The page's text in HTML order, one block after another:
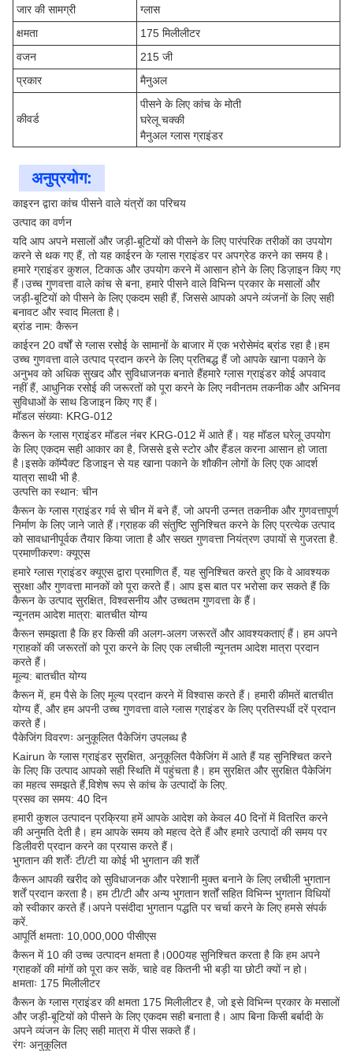
जार की सामग्री
ग्लास
क्षमता
175 मिलीलीटर
वजन
215 जी
प्रकार
मैनुअल
कीवर्ड
पीसने के लिए कांच के मोती
घरेलू चक्की
मैनुअल ग्लास ग्राइंडर
अनुप्रयोग:
काइरन द्वारा कांच पीसने वाले यंत्रों का परिचय
उत्पाद का वर्णन
यदि आप अपने मसालों और जड़ी-बूटियों को पीसने के लिए पारंपरिक तरीकों का उपयोग
करने से थक गए हैं, तो यह काईरन के ग्लास ग्राइंडर पर अपग्रेड करने का समय है।
हमारे ग्राइंडर कुशल, टिकाऊ और उपयोग करने में आसान होने के लिए डिज़ाइन किए गए
हैं।उच्च गुणवत्ता वाले कांच से बना, हमारे पीसने वाले विभिन्न प्रकार के मसालों और
जड़ी-बूटियों को पीसने के लिए एकदम सही हैं, जिससे आपको अपने व्यंजनों के लिए सही
बनावट और स्वाद मिलता है।
ब्रांड नाम: कैरून
काईरन 20 वर्षों से ग्लास रसोई के सामानों के बाजार में एक भरोसेमंद ब्रांड रहा है।हम
उच्च गुणवत्ता वाले उत्पाद प्रदान करने के लिए प्रतिबद्ध हैं जो आपके खाना पकाने के
अनुभव को अधिक सुखद और सुविधाजनक बनाते हैंहमारे ग्लास ग्राइंडर कोई अपवाद
नहीं हैं, आधुनिक रसोई की जरूरतों को पूरा करने के लिए नवीनतम तकनीक और अभिनव
सुविधाओं के साथ डिजाइन किए गए हैं।
मॉडल संख्याः KRG-012
कैरून के ग्लास ग्राइंडर मॉडल नंबर KRG-012 में आते हैं। यह मॉडल घरेलू उपयोग
के लिए एकदम सही आकार का है, जिससे इसे स्टोर और हैंडल करना आसान हो जाता
है।इसके कॉम्पैक्ट डिजाइन से यह खाना पकाने के शौकीन लोगों के लिए एक आदर्श
यात्रा साथी भी है.
उत्पत्ति का स्थान: चीन
कैरून के ग्लास ग्राइंडर गर्व से चीन में बने हैं, जो अपनी उन्नत तकनीक और गुणवत्तापूर्ण
निर्माण के लिए जाने जाते हैं।ग्राहक की संतुष्टि सुनिश्चित करने के लिए प्रत्येक उत्पाद
को सावधानीपूर्वक तैयार किया जाता है और सख्त गुणवत्ता नियंत्रण उपायों से गुजरता है.
प्रमाणीकरणः क्यूएस
हमारे ग्लास ग्राइंडर क्यूएस द्वारा प्रमाणित हैं, यह सुनिश्चित करते हुए कि वे आवश्यक
सुरक्षा और गुणवत्ता मानकों को पूरा करते हैं। आप इस बात पर भरोसा कर सकते हैं कि
कैरून के उत्पाद सुरक्षित, विश्वसनीय और उच्चतम गुणवत्ता के हैं।
न्यूनतम आदेश मात्रा: बातचीत योग्य
कैरून समझता है कि हर किसी की अलग-अलग जरूरतें और आवश्यकताएं हैं। हम अपने
ग्राहकों की जरूरतों को पूरा करने के लिए एक लचीली न्यूनतम आदेश मात्रा प्रदान
करते हैं।
मूल्य: बातचीत योग्य
कैरून में, हम पैसे के लिए मूल्य प्रदान करने में विश्वास करते हैं। हमारी कीमतें बातचीत
योग्य हैं, और हम अपनी उच्च गुणवत्ता वाले ग्लास ग्राइंडर के लिए प्रतिस्पर्धी दरें प्रदान
करते हैं।
पैकेजिंग विवरणः अनुकूलित पैकेजिंग उपलब्ध है
Kairun के ग्लास ग्राइंडर सुरक्षित, अनुकूलित पैकेजिंग में आते हैं यह सुनिश्चित करने
के लिए कि उत्पाद आपको सही स्थिति में पहुंचता है। हम सुरक्षित और सुरक्षित पैकेजिंग
का महत्व समझते हैं,विशेष रूप से कांच के उत्पादों के लिए.
प्रसव का समय: 40 दिन
हमारी कुशल उत्पादन प्रक्रिया हमें आपके आदेश को केवल 40 दिनों में वितरित करने
की अनुमति देती है। हम आपके समय को महत्व देते हैं और हमारे उत्पादों की समय पर
डिलीवरी प्रदान करने का प्रयास करते हैं।
भुगतान की शर्तेंः टी/टी या कोई भी भुगतान की शर्तें
कैरून आपकी खरीद को सुविधाजनक और परेशानी मुक्त बनाने के लिए लचीली भुगतान
शर्तें प्रदान करता है। हम टी/टी और अन्य भुगतान शर्तों सहित विभिन्न भुगतान विधियों
को स्वीकार करते हैं।अपने पसंदीदा भुगतान पद्धति पर चर्चा करने के लिए हमसे संपर्क
करें.
आपूर्ति क्षमताः 10,000,000 पीसीएस
कैरून में 10 की उच्च उत्पादन क्षमता है।000यह सुनिश्चित करता है कि हम अपने
ग्राहकों की मांगों को पूरा कर सकें, चाहे वह कितनी भी बड़ी या छोटी क्यों न हो।
क्षमताः 175 मिलीलीटर
कैरून के ग्लास ग्राइंडर की क्षमता 175 मिलीलीटर है, जो इसे विभिन्न प्रकार के मसालों
और जड़ी-बूटियों को पीसने के लिए एकदम सही बनाता है। आप बिना किसी बर्बादी के
अपने व्यंजन के लिए सही मात्रा में पीस सकते हैं।
रंगः अनुकूलित